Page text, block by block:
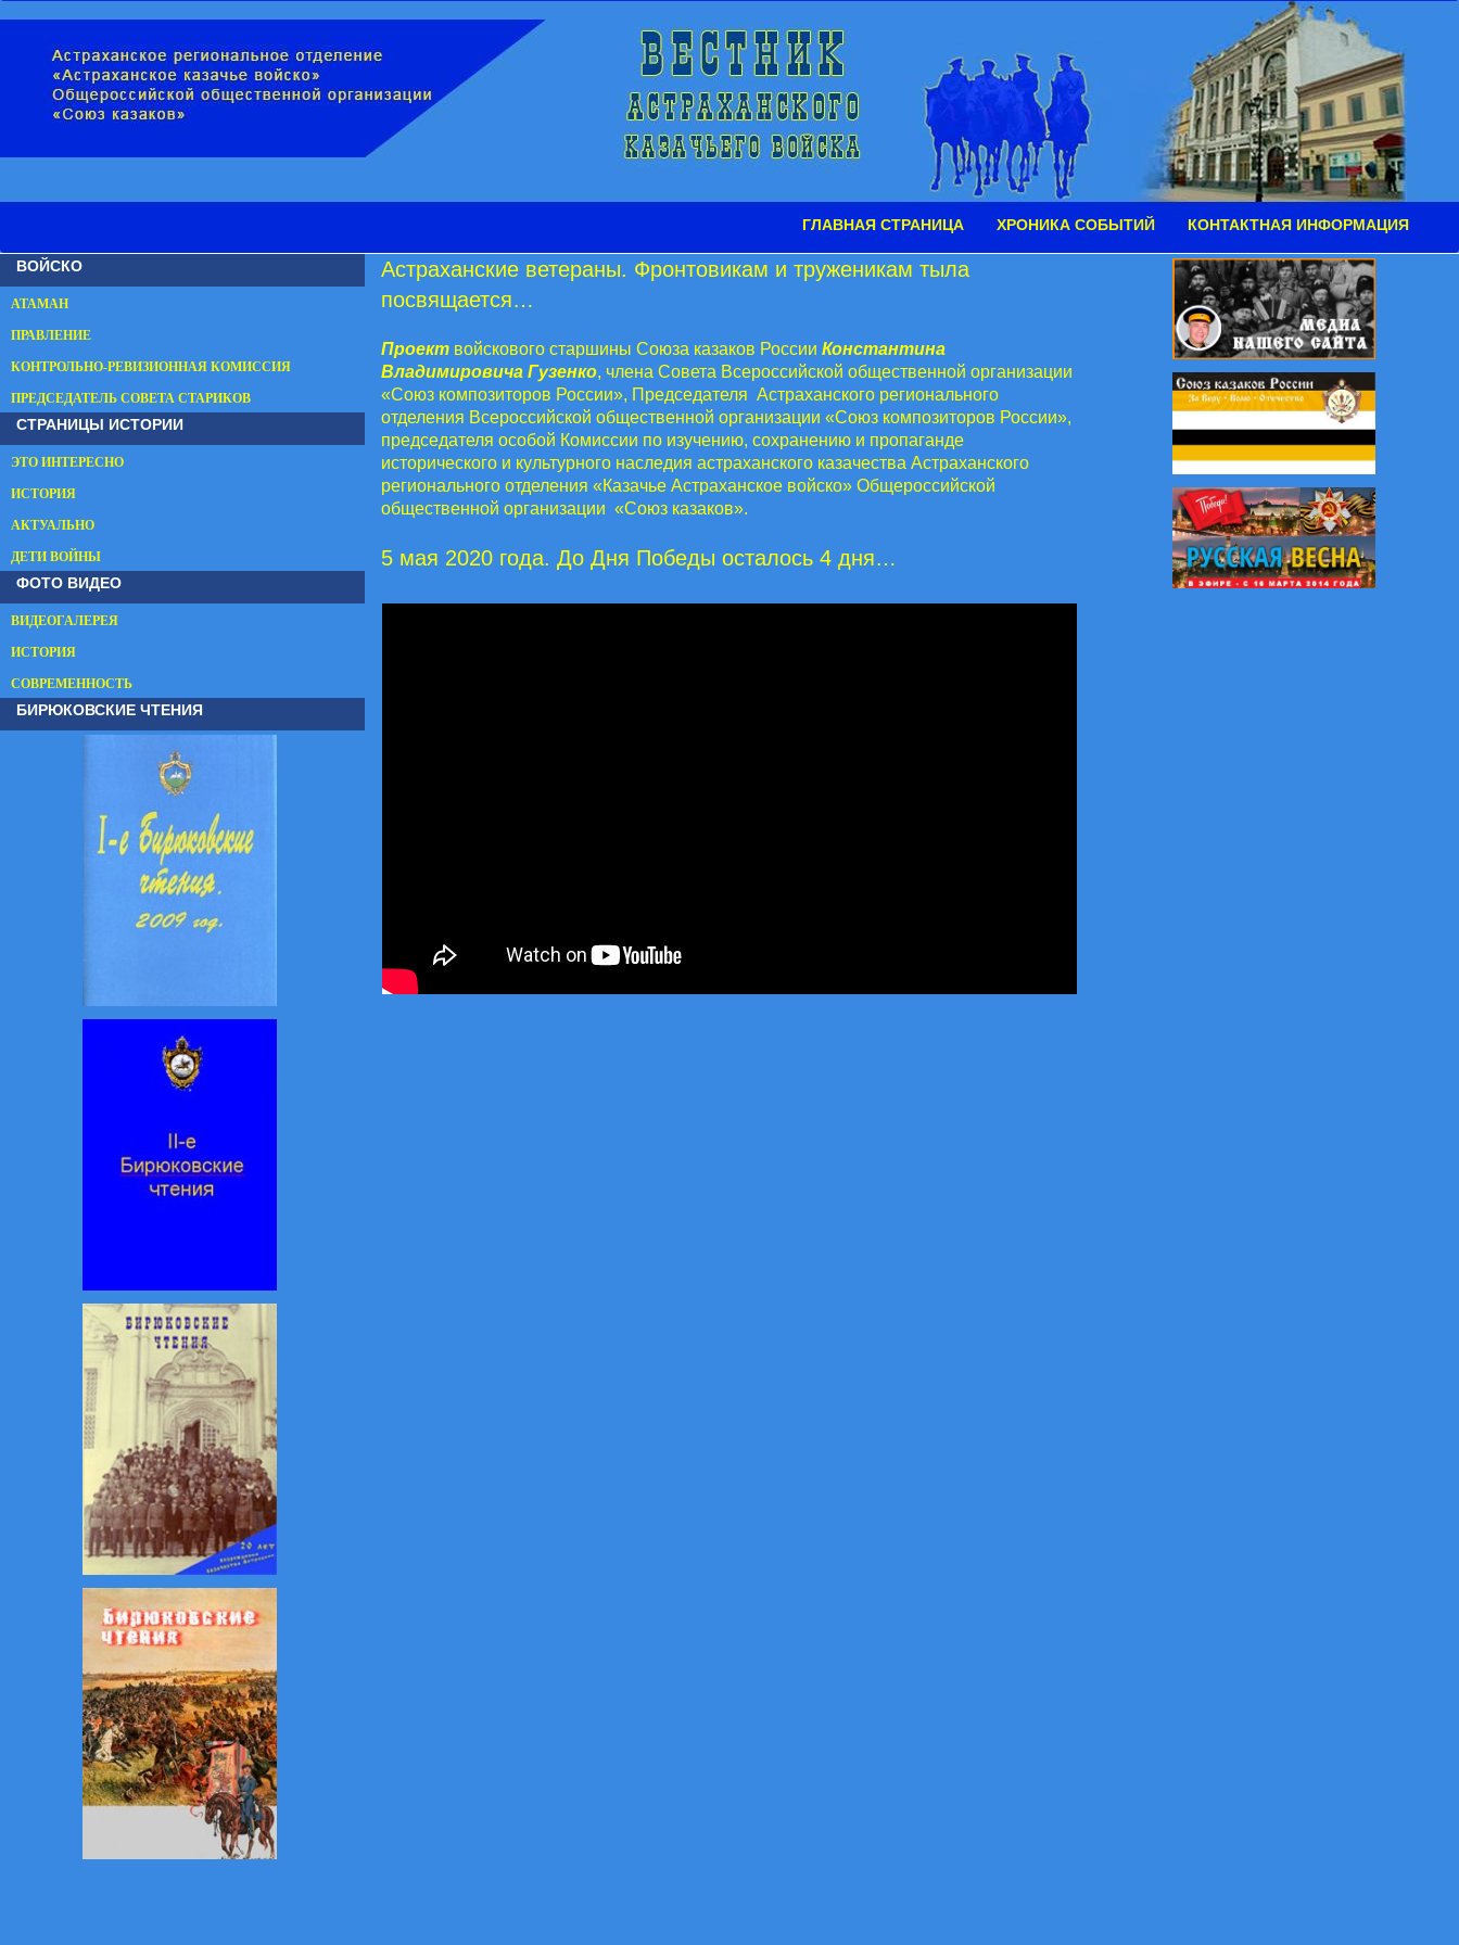
ГЛАВНАЯ СТРАНИЦА ХРОНИКА СОБЫТИЙ КОНТАКТНАЯ ИНФОРМАЦИЯ
ВОЙСКО
АТАМАН
ПРАВЛЕНИЕ
КОНТРОЛЬНО-РЕВИЗИОННАЯ КОМИССИЯ
ПРЕДСЕДАТЕЛЬ СОВЕТА СТАРИКОВ
СТРАНИЦЫ ИСТОРИИ
ЭТО ИНТЕРЕСНО
ИСТОРИЯ
АКТУАЛЬНО
ДЕТИ ВОЙНЫ
ФОТО ВИДЕО
ВИДЕОГАЛЕРЕЯ
ИСТОРИЯ
СОВРЕМЕННОСТЬ
БИРЮКОВСКИЕ ЧТЕНИЯ
Астраханские ветераны. Фронтовикам и труженикам тыла
посвящается…
Проект войскового старшины Союза казаков России Константина
Владимировича Гузенко, члена Совета Всероссийской общественной организации
«Союз композиторов России», Председателя Астраханского регионального
отделения Всероссийской общественной организации «Союз композиторов России»,
председателя особой Комиссии по изучению, сохранению и пропаганде
исторического и культурного наследия астраханского казачества Астраханского
регионального отделения «Казачье Астраханское войско» Общероссийской
общественной организации «Союз казаков».
5 мая 2020 года. До Дня Победы осталось 4 дня…